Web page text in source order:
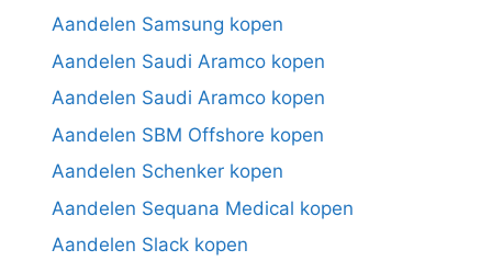
Aandelen Samsung kopen
Aandelen Saudi Aramco kopen
Aandelen Saudi Aramco kopen
Aandelen SBM Offshore kopen
Aandelen Schenker kopen
Aandelen Sequana Medical kopen
Aandelen Slack kopen